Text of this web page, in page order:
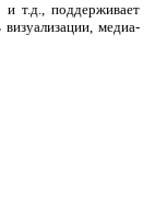
т.д., поддерживает
медиа-